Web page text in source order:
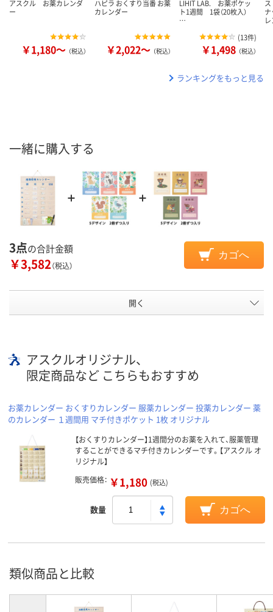
アスクル お薬カレンダ
ー
￥1,180～ （税込）
ハピラ おくすり当番 お薬
カレンダー
￥2,022～ （税込）
LIHIT LAB. お薬ポケッ
ト1週間 1袋（20枚入）
…
(13件)
￥1,498 （税込）
ランキングをもっと見る
一緒に購入する
3点の合計金額
￥3,582（税込）
カゴへ
開く
アスクルオリジナル、
限定商品など こちらもおすすめ
お薬カレンダー おくすりカレンダー 服薬カレンダー 投薬カレンダー 薬
のカレンダー １週間用 マチ付きポケット 1枚 オリジナル
【おくすりカレンダー】1週間分のお薬を入れて、服薬管理
することができるマチ付きカレンダーです。【アスクル オ
リジナル】
販売価格： ￥1,180 (税込)
数量 カゴへ
類似商品と比較